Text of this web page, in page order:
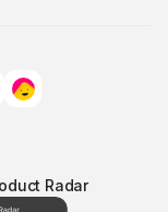
Radar